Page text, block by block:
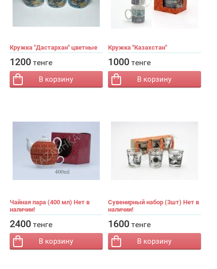
Кружка "Дастархан" цветные
Кол-во:
1200 тенге
В корзину
Кружка "Казахстан"
Кол-во:
1000 тенге
В корзину
Чайная пара (400 мл) Нет в
наличии!
Кол-во:
2400 тенге
В корзину
Сувенирный набор (3шт) Нет в
наличии!
Кол-во:
1600 тенге
В корзину